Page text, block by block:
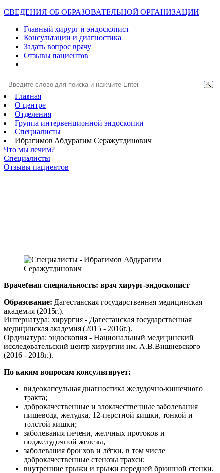
СВЕДЕНИЯ ОБ ОБРАЗОВАТЕЛЬНОЙ ОРГАНИЗАЦИИ
Главный хирург и эндоскопист
Консультации и диагностика
Задать вопрос врачу
Отзывы пациентов
Главная
О центре
Отделения
Группа интервенционной эндоскопии
Специалисты
Ибрагимов Абдурагим Серажутдинович
Что мы лечим?
Специалисты
Отзывы пациентов
Врачебная специальность: врач хирург-эндоскопист
Образование: Дагестанская государственная медицинская
академия (2015г.).
Интернатура: хирургия - Дагестанская государственная
медицинская академия (2015 - 2016г.).
Ординатура: эндоскопия - Национальный медицинский
исследовательский центр хирургии им. А.В.Вишневского
(2016 - 2018г.).
По каким вопросам консультирует:
видеокапсульная диагностика желудочно-кишечного
тракта;
доброкачественные и злокачественные заболевания
пищевода, желудка, 12-перстной кишки, тонкой и
толстой кишки;
заболевания печени, желчных протоков и
поджелудочной железы;
заболевания бронхов и лёгки, в том числе
доброкачественные стенозы трахеи;
внутренние грыжи и грыжи передней брюшной стенки.